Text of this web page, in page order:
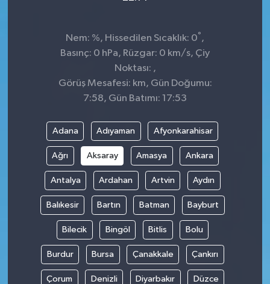
Nem: %, Hissedilen Sıcaklık: 0° ,
Basınç: 0 hPa, Rüzgar: 0 km/s, Çiy
Noktası: ,
Görüş Mesafesi: km, Gün Doğumu:
7:58, Gün Batımı: 17:53
Adana Adıyaman Afyonkarahisar
Ağrı Aksaray Amasya Ankara
Antalya Ardahan Artvin Aydın
Balıkesir Bartın Batman Bayburt
Bilecik Bingöl Bitlis Bolu
Burdur Bursa Çanakkale Çankırı
Çorum Denizli Diyarbakır Düzce